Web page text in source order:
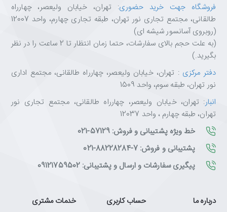
فروشگاه جهت خرید حضوری: تهران، خیابان ولیعصر، چهارراه
طالقانی، مجتمع تجاری نور تهران، طبقه تجاری چهارم، واحد 12007
(روبروی آسانسور شیشه ای)
(به علت حجم بالای سفارشات، حتما زمان انتظار تا 2 ساعت را در نظر
بگیرید.)
دفتر مرکزی : تهران، خیابان ولیعصر، چهارراه طالقانی، مجتمع اداری
نور تهران، طبقه سوم، واحد 1509
انبار: تهران، خیابان ولیعصر، چهارراه طالقانی، مجتمع تجاری نور
تهران، طبقه چهارم ، واحد 12037
خط ویژه پشتیبانی و فروش: 57129-021
پشتیبانی و فروش: 7-88228284-021
پیگیری سفارشات و ارسال و پشتیبانی: 09121759502
درباره ما حساب کاربری خدمات مشتری